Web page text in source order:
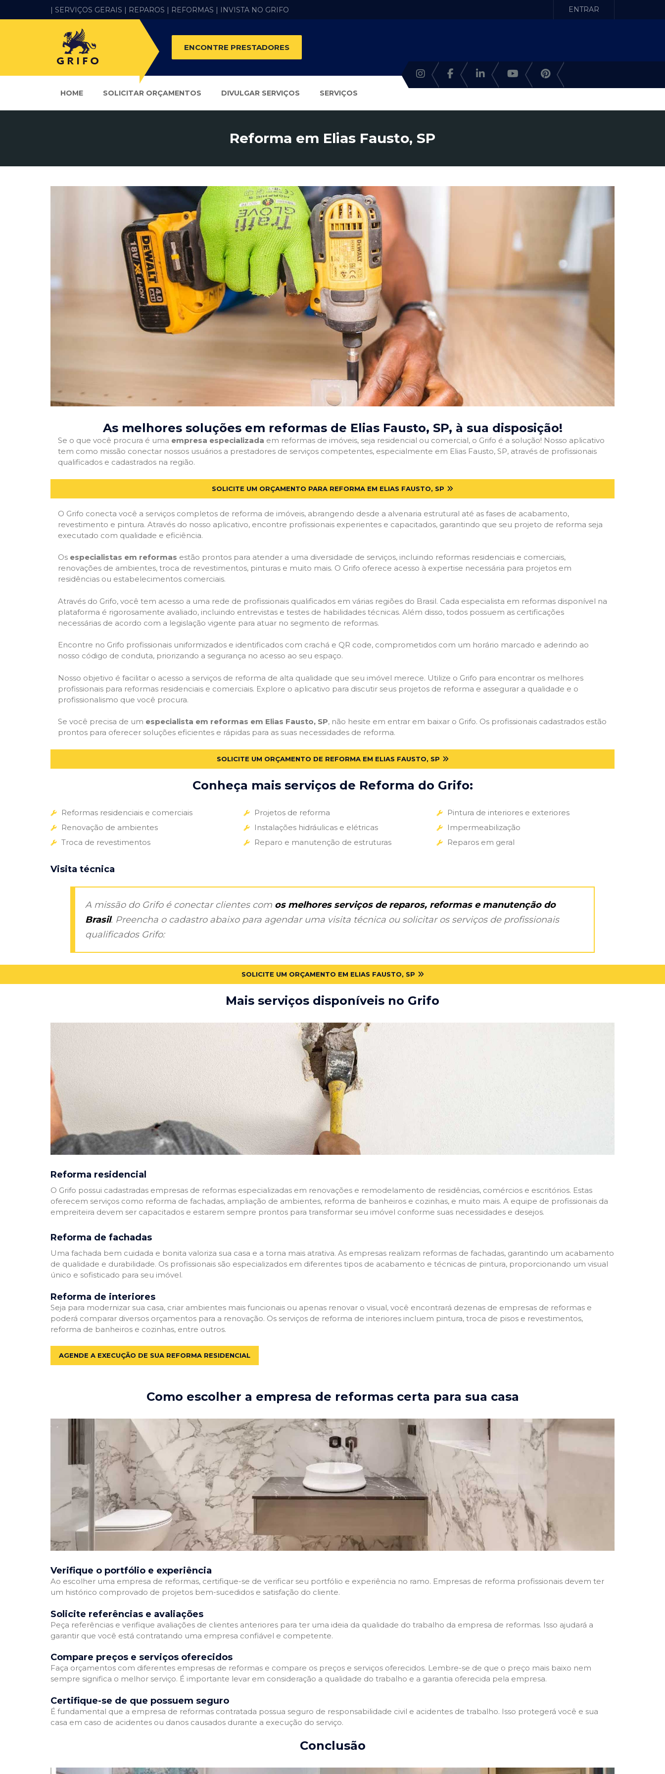
| SERVIÇOS GERAIS | REPAROS | REFORMAS | INVISTA NO GRIFO ENTRAR
ENCONTRE PRESTADORES
HOME SOLICITAR ORÇAMENTOS DIVULGAR SERVIÇOS SERVIÇOS
Reforma em Elias Fausto, SP
As melhores soluções em reformas de Elias Fausto, SP, à sua disposição!
Se o que você procura é uma empresa especializada em reformas de imóveis, seja residencial ou comercial, o Grifo é a solução! Nosso aplicativo
tem como missão conectar nossos usuários a prestadores de serviços competentes, especialmente em Elias Fausto, SP, através de profissionais
qualificados e cadastrados na região.
SOLICITE UM ORÇAMENTO PARA REFORMA EM ELIAS FAUSTO, SP
O Grifo conecta você a serviços completos de reforma de imóveis, abrangendo desde a alvenaria estrutural até as fases de acabamento,
revestimento e pintura. Através do nosso aplicativo, encontre profissionais experientes e capacitados, garantindo que seu projeto de reforma seja
executado com qualidade e eficiência.
Os especialistas em reformas estão prontos para atender a uma diversidade de serviços, incluindo reformas residenciais e comerciais,
renovações de ambientes, troca de revestimentos, pinturas e muito mais. O Grifo oferece acesso à expertise necessária para projetos em
residências ou estabelecimentos comerciais.
Através do Grifo, você tem acesso a uma rede de profissionais qualificados em várias regiões do Brasil. Cada especialista em reformas disponível na
plataforma é rigorosamente avaliado, incluindo entrevistas e testes de habilidades técnicas. Além disso, todos possuem as certificações
necessárias de acordo com a legislação vigente para atuar no segmento de reformas.
Encontre no Grifo profissionais uniformizados e identificados com crachá e QR code, comprometidos com um horário marcado e aderindo ao
nosso código de conduta, priorizando a segurança no acesso ao seu espaço.
Nosso objetivo é facilitar o acesso a serviços de reforma de alta qualidade que seu imóvel merece. Utilize o Grifo para encontrar os melhores
profissionais para reformas residenciais e comerciais. Explore o aplicativo para discutir seus projetos de reforma e assegurar a qualidade e o
profissionalismo que você procura.
Se você precisa de um especialista em reformas em Elias Fausto, SP, não hesite em entrar em baixar o Grifo. Os profissionais cadastrados estão
prontos para oferecer soluções eficientes e rápidas para as suas necessidades de reforma.
SOLICITE UM ORÇAMENTO DE REFORMA EM ELIAS FAUSTO, SP
Conheça mais serviços de Reforma do Grifo:
Reformas residenciais e comerciais
Renovação de ambientes
Troca de revestimentos
Projetos de reforma
Instalações hidráulicas e elétricas
Reparo e manutenção de estruturas
Pintura de interiores e exteriores
Impermeabilização
Reparos em geral
Visita técnica
A missão do Grifo é conectar clientes com os melhores serviços de reparos, reformas e manutenção do
Brasil. Preencha o cadastro abaixo para agendar uma visita técnica ou solicitar os serviços de profissionais
qualificados Grifo:
SOLICITE UM ORÇAMENTO EM ELIAS FAUSTO, SP
Mais serviços disponíveis no Grifo
Reforma residencial
O Grifo possui cadastradas empresas de reformas especializadas em renovações e remodelamento de residências, comércios e escritórios. Estas
oferecem serviços como reforma de fachadas, ampliação de ambientes, reforma de banheiros e cozinhas, e muito mais. A equipe de profissionais da
empreiteira devem ser capacitados e estarem sempre prontos para transformar seu imóvel conforme suas necessidades e desejos.
Reforma de fachadas
Uma fachada bem cuidada e bonita valoriza sua casa e a torna mais atrativa. As empresas realizam reformas de fachadas, garantindo um acabamento
de qualidade e durabilidade. Os profissionais são especializados em diferentes tipos de acabamento e técnicas de pintura, proporcionando um visual
único e sofisticado para seu imóvel.
Reforma de interiores
Seja para modernizar sua casa, criar ambientes mais funcionais ou apenas renovar o visual, você encontrará dezenas de empresas de reformas e
poderá comparar diversos orçamentos para a renovação. Os serviços de reforma de interiores incluem pintura, troca de pisos e revestimentos,
reforma de banheiros e cozinhas, entre outros.
AGENDE A EXECUÇÃO DE SUA REFORMA RESIDENCIAL
Como escolher a empresa de reformas certa para sua casa
Verifique o portfólio e experiência
Ao escolher uma empresa de reformas, certifique-se de verificar seu portfólio e experiência no ramo. Empresas de reforma profissionais devem ter
um histórico comprovado de projetos bem-sucedidos e satisfação do cliente.
Solicite referências e avaliações
Peça referências e verifique avaliações de clientes anteriores para ter uma ideia da qualidade do trabalho da empresa de reformas. Isso ajudará a
garantir que você está contratando uma empresa confiável e competente.
Compare preços e serviços oferecidos
Faça orçamentos com diferentes empresas de reformas e compare os preços e serviços oferecidos. Lembre-se de que o preço mais baixo nem
sempre significa o melhor serviço. É importante levar em consideração a qualidade do trabalho e a garantia oferecida pela empresa.
Certifique-se de que possuem seguro
É fundamental que a empresa de reformas contratada possua seguro de responsabilidade civil e acidentes de trabalho. Isso protegerá você e sua
casa em caso de acidentes ou danos causados durante a execução do serviço.
Conclusão